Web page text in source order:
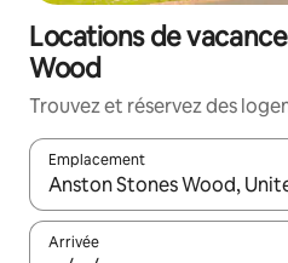
Locations de
Wood
Trouvez et réservez des
Emplacement
Quand les résultats sont
Arrivée